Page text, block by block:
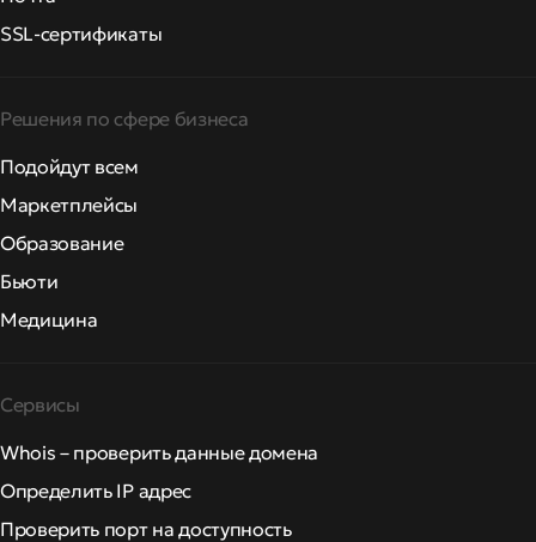
SSL-сертификаты
Решения по сфере бизнеса
Подойдут всем
Маркетплейсы
Образование
Бьюти
Медицина
Сервисы
Whois – проверить данные домена
Определить IP адрес
Проверить порт на доступность